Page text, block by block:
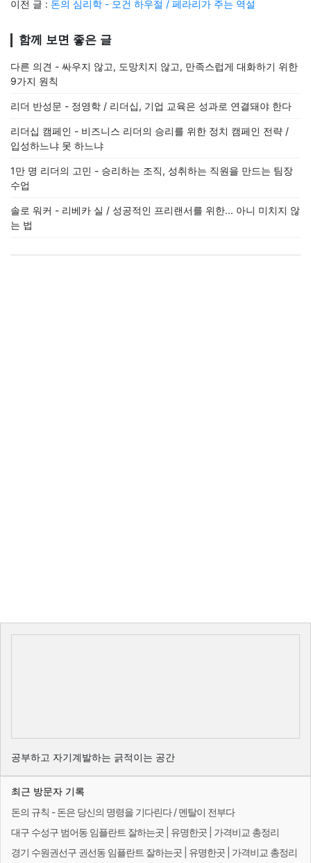
이전 글 : 돈의 심리학 - 모건 하우절 / 페라리가 주는 역설
함께 보면 좋은 글
다른 의견 - 싸우지 않고, 도망치지 않고, 만족스럽게 대화하기 위한
9가지 원칙
리더 반성문 - 정영학 / 리더십, 기업 교육은 성과로 연결돼야 한다
리더십 캠페인 - 비즈니스 리더의 승리를 위한 정치 캠페인 전략 /
입성하느냐 못 하느냐
1만 명 리더의 고민 - 승리하는 조직, 성취하는 직원을 만드는 팀장
수업
솔로 워커 - 리베카 실 / 성공적인 프리랜서를 위한... 아니 미치지 않
는 법
공부하고 자기계발하는 긁적이는 공간
최근 방문자 기록
돈의 규칙 - 돈은 당신의 명령을 기다린다 / 멘탈이 전부다
대구 수성구 범어동 임플란트 잘하는곳 | 유명한곳 | 가격비교 총정리
경기 수원권선구 권선동 임플란트 잘하는곳 | 유명한곳 | 가격비교 총정리